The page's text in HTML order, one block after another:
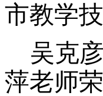
市教学
吴克
萍老师